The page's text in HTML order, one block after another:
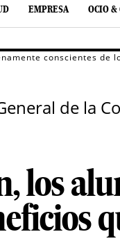
EMPRESA OCIO &
conscientes de
de la
los